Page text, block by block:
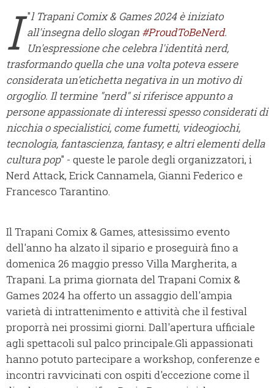
"
I
l Trapani Comix & Games 2024 è iniziato
all'insegna dello slogan #ProudToBeNerd.
Un'espressione che celebra l'identità nerd,
trasformando quella che una volta poteva essere
considerata un'etichetta negativa in un motivo di
orgoglio. Il termine "nerd" si riferisce appunto a
persone appassionate di interessi spesso considerati di
nicchia o specialistici, come fumetti, videogiochi,
tecnologia, fantascienza, fantasy, e altri elementi della
cultura pop" - queste le parole degli organizzatori, i
Nerd Attack, Erick Cannamela, Gianni Federico e
Francesco Tarantino.
Il Trapani Comix & Games, attesissimo evento
dell'anno ha alzato il sipario e proseguirà fino a
domenica 26 maggio presso Villa Margherita, a
Trapani. La prima giornata del Trapani Comix &
Games 2024 ha offerto un assaggio dell'ampia
varietà di intrattenimento e attività che il festival
proporrà nei prossimi giorni. Dall'apertura ufficiale
agli spettacoli sul palco principale.Gli appassionati
hanno potuto partecipare a workshop, conferenze e
incontri ravvicinati con ospiti d'eccezione come il